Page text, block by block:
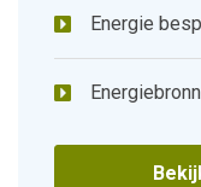
Energie